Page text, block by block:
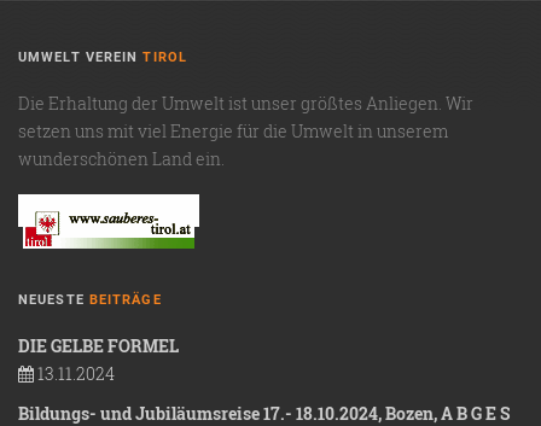
UMWELT VEREINTIROL
Die Erhaltung der Umwelt ist unser größtes Anliegen. Wir
setzen uns mit viel Energie für die Umwelt in unserem
wunderschönen Land ein.
NEUESTE BEITRÄGE
DIE GELBE FORMEL
13.11.2024
Bildungs- und Jubiläumsreise 17.- 18.10.2024, Bozen, A B G E S